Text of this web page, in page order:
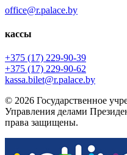
office@r.palace.by
кассы
+375 (17) 229-90-39
+375 (17) 229-90-62
kassa.bilet@r.palace.by
© 2026 Государственное
Управления делами
права защищены.